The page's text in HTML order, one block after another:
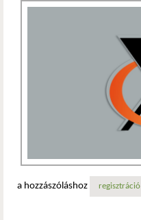
a hozzászóláshoz regisztráció